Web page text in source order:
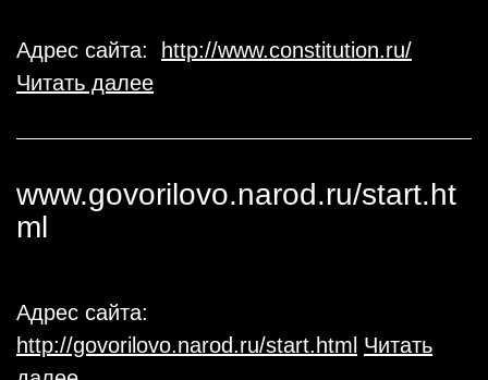
Адрес сайта:
http://www.constitution.ru/
Читать далее
www.govorilovo.narod.ru/start.ht
ml
Адрес сайта:
http://govorilovo.narod.ru/start.html Читать